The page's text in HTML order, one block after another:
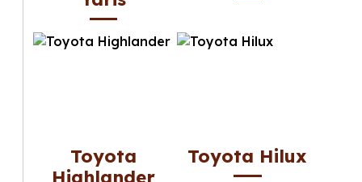
Toyota
Highlander
Toyota Hilux